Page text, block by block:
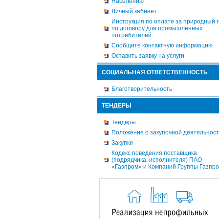
Личный кабинет
Инструкция по оплате за природный
по договору для промышленных
потребителей
Сообщите контактную информацию
Оставить заявку на услуги
СОЦИАЛЬНАЯ ОТВЕТСТВЕННОСТЬ
Благотворительность
ТЕНДЕРЫ
Тендеры
Положение о закупочной
Закупки
Кодекс поведения поставщика
(подрядчика, исполнителя) ПАО
«Газпром» и Компаний Группы